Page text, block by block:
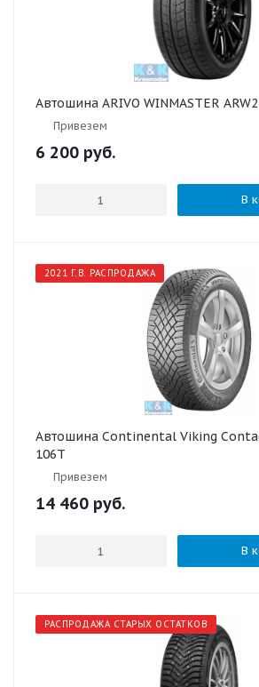
Автошина ARIVO WINMASTER
Привезем
6 200 руб.
В
2021 Г.В. РАСПРОДАЖА
Автошина Continental Viking
106T
Привезем
14 460 руб.
В
РАСПРОДАЖА СТАРЫХ ОСТАТКОВ